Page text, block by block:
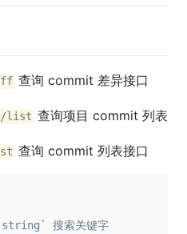
查询 commit 差异接口
list 查询项目 commit 列表
查询 commit 列表接口
搜索关键字